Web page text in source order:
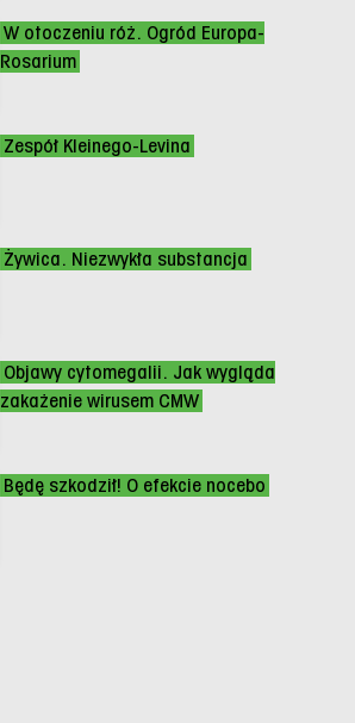
W otoczeniu róż. Ogród Europa-
Rosarium
Zespół Kleinego-Levina
Żywica. Niezwykła substancja
Objawy cytomegalii. Jak wygląda
zakażenie wirusem CMW
Będę szkodził! O efekcie nocebo